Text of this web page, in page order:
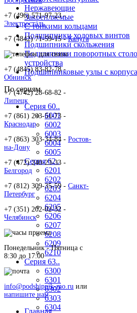
Нержавеющие
Закрепляемые
С тонкими кольцами
Подшипники ходовых винтов
Подшипники скольжения
Подшипники поворотных
устройства
Подшипниковые узлы с
По сериям
Серия 60..
6001
6002
6003
6004
6005
Серия 62..
6201
6202
6203
6204
6205
6206
6207
6208
6209
6210
Серия 63..
6300
6301
6302
6303
6304
+7 (496) 571-97-23 -
Электросталь
+7 (4842) 71-59-15 -Калуга
+7 (4845) 83-82-78 -
Обнинск
+7 (4742) 28-68-82 -
Липецк
+7 (861) 203-51-73 -
Краснодар
+7 (863) 303-34-84 - Ростов-
на-Дону
+7 (472) 240-23-33 -
Белгород
+7 (812) 309-35-59 - Санкт-
Петербург
+7 (351) 202-02-32 -
Челябинск
Понедельник - Пятница c
8:30 до 17:00
info@podshipnik-mo.ru или
напишите нам
Главная